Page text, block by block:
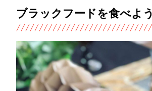
ブラックフードを食べよう